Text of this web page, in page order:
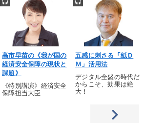
高市早苗の《我が国の
経済安全保障の現状と
課題》
《特別講演》経済安全
保障担当大臣
五感に刺さる「紙Ｄ
Ｍ」活用法
デジタル全盛の時代だ
からこそ、効果は絶
大！